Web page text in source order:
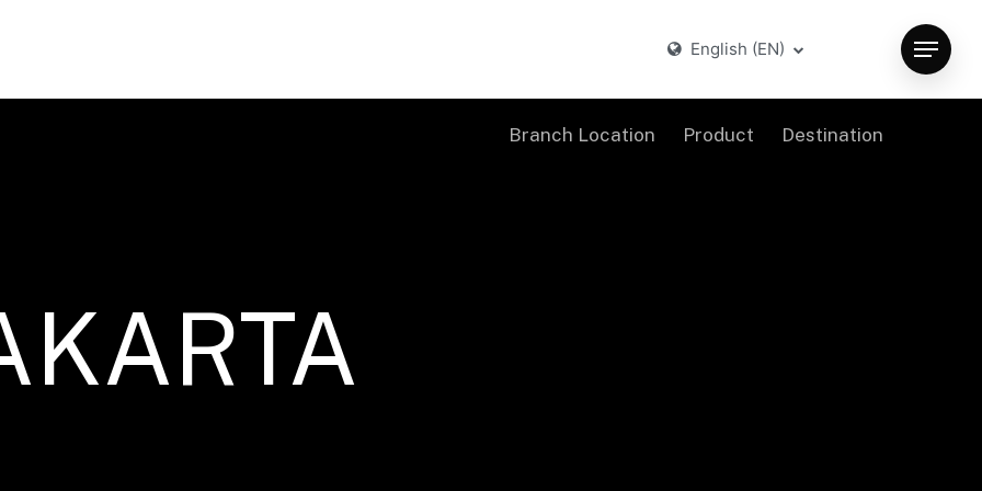
English (EN) Menu
Branch Location Product Destination